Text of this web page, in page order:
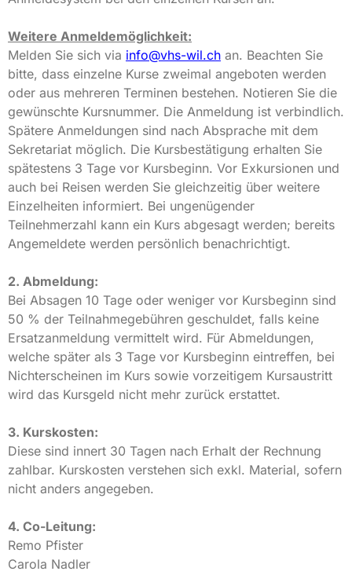
Weitere Anmeldemöglichkeit:
Melden Sie sich via info@vhs-wil.ch an. Beachten Sie
bitte, dass einzelne Kurse zweimal angeboten werden
oder aus mehreren Terminen bestehen. Notieren Sie die
gewünschte Kursnummer. Die Anmeldung ist verbindlich.
Spätere Anmeldungen sind nach Absprache mit dem
Sekretariat möglich. Die Kursbestätigung erhalten Sie
spätestens 3 Tage vor Kursbeginn. Vor Exkursionen und
auch bei Reisen werden Sie gleichzeitig über weitere
Einzelheiten informiert. Bei ungenügender
Teilnehmerzahl kann ein Kurs abgesagt werden; bereits
Angemeldete werden persönlich benachrichtigt.
2. Abmeldung:
Bei Absagen 10 Tage oder weniger vor Kursbeginn sind
50 % der Teilnahmegebühren geschuldet, falls keine
Ersatzanmeldung vermittelt wird. Für Abmeldungen,
welche später als 3 Tage vor Kursbeginn eintreffen, bei
Nichterscheinen im Kurs sowie vorzeitigem Kursaustritt
wird das Kursgeld nicht mehr zurück erstattet.
3. Kurskosten:
Diese sind innert 30 Tagen nach Erhalt der Rechnung
zahlbar. Kurskosten verstehen sich exkl. Material, sofern
nicht anders angegeben.
4. Co-Leitung:
Remo Pfister
Carola Nadler